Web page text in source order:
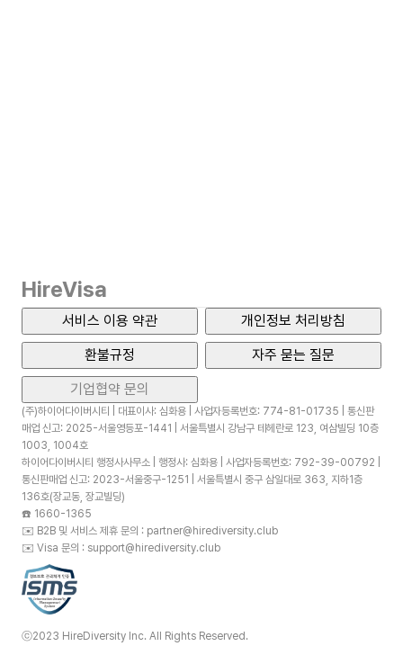
HireVisa
서비스 이용 약관
개인정보 처리방침
환불규정
자주 묻는 질문
기업협약 문의
(주)하이어다이버시티 | 대표이사: 심화용 | 사업자등록번호: 774-81-01735 | 통신판
매업 신고: 2025-서울영등포-1441 | 서울특별시 강남구 테헤란로 123, 여삼빌딩 10층
1003, 1004호
하이어다이버시티 행정사사무소 | 행정사: 심화용 | 사업자등록번호: 792-39-00792 |
통신판매업 신고: 2023-서울중구-1251 | 서울특별시 중구 삼일대로 363, 지하1층
136호(장교동, 장교빌딩)
☎️ 1660-1365
✉️ B2B 및 서비스 제휴 문의 : partner@hirediversity.club
✉️ Visa 문의 : support@hirediversity.club
ⓒ2023 HireDiversity Inc. All Rights Reserved.